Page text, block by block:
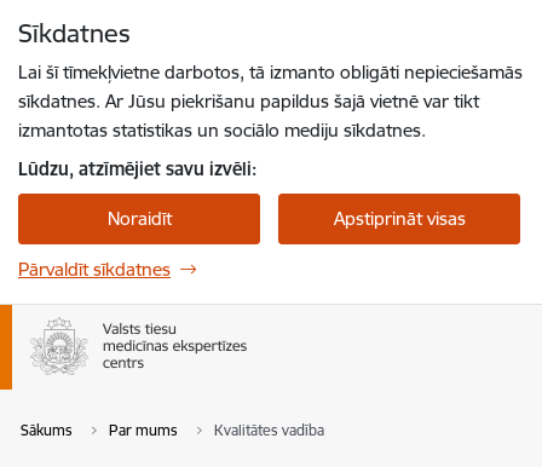
Sīkdatnes
Lai šī tīmekļvietne darbotos, tā izmanto obligāti nepieciešamās
sīkdatnes. Ar Jūsu piekrišanu papildus šajā vietnē var tikt
izmantotas statistikas un sociālo mediju sīkdatnes.
Lūdzu, atzīmējiet savu izvēli:
Noraidīt Apstiprināt visas
Pārvaldīt sīkdatnes
Sākums Par mums Kvalitātes vadība